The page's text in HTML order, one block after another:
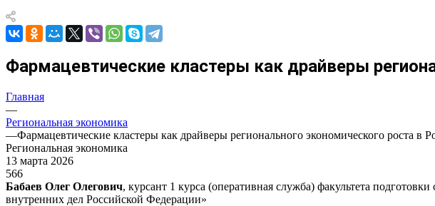
Фармацевтические кластеры как драйверы
Главная
—
Региональная экономика
—Фармацевтические кластеры как драйверы регионального экономического роста в
Региональная экономика
13 марта 2026
566
Бабаев Олег Олегович, курсант 1 курса (оперативная служба) факультета
внутренних дел Российской Федерации»